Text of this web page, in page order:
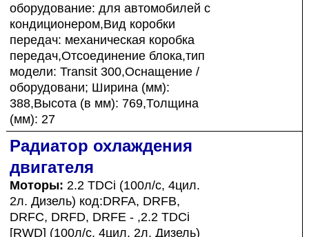
оборудование: для автомобилей с
кондиционером,Вид коробки
передач: механическая коробка
передач,Отсоединение блока,тип
модели: Transit 300,Оснащение /
оборудовани; Ширина (мм):
388,Высота (в мм): 769,Толщина
(мм): 27
Радиатор охлаждения
двигателя
Моторы: 2.2 TDCi (100л/с, 4цил.
2л. Дизель) код:DRFA, DRFB,
DRFC, DRFD, DRFE - ,2.2 TDCi
[RWD] (100л/с, 4цил. 2л. Дизель)